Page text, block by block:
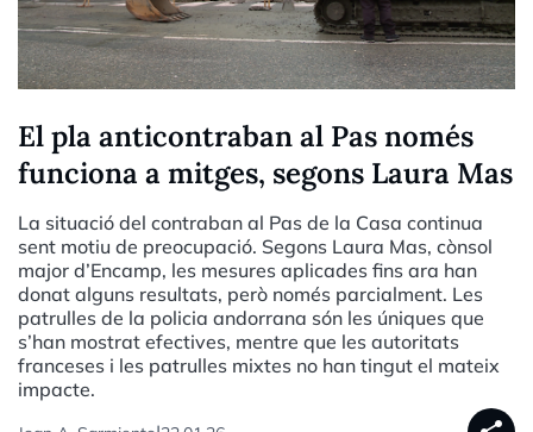
El pla anticontraban al Pas només
funciona a mitges, segons Laura Mas
La situació del contraban al Pas de la Casa continua
sent motiu de preocupació. Segons Laura Mas, cònsol
major d’Encamp, les mesures aplicades fins ara han
donat alguns resultats, però només parcialment. Les
patrulles de la policia andorrana són les úniques que
s’han mostrat efectives, mentre que les autoritats
franceses i les patrulles mixtes no han tingut el mateix
impacte.